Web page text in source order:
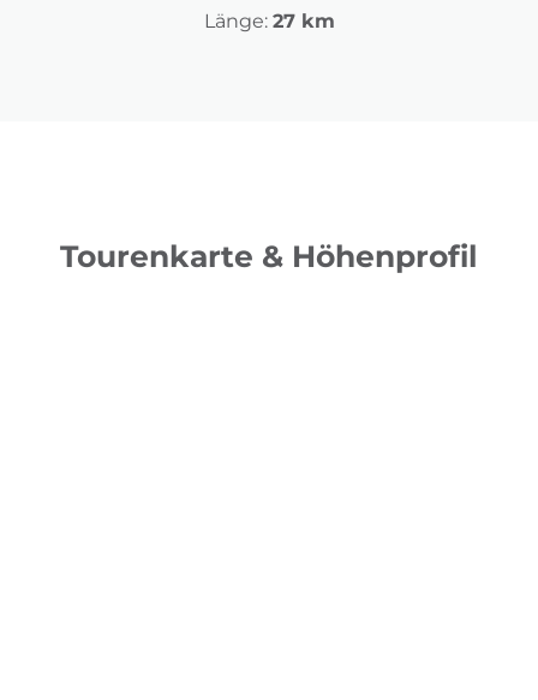
Länge: 27 km
Tourenkarte & Höhenprofil